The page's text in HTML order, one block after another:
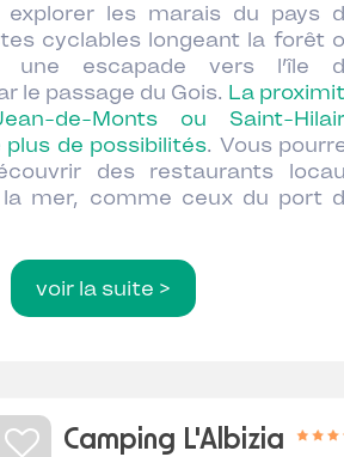
explorer les marais du pays
cyclables longeant la forêt
une escapade vers l’île
le passage du Gois. La
de-Monts ou Saint-
de possibilités. Vous
des restaurants
mer, comme ceux du port
voir la suite >
Camping L'Albizia